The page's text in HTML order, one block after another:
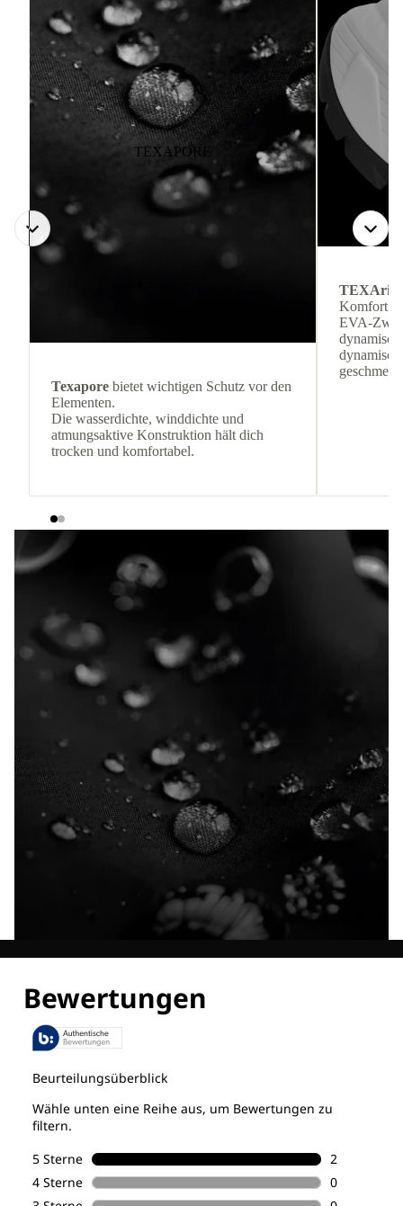
TEXAPORE
Texapore bietet wichtigen Schutz vor den
Elementen.
Die wasserdichte, winddichte und
atmungsaktive Konstruktion hält dich
trocken und komfortabel.
Komfort
EVA-